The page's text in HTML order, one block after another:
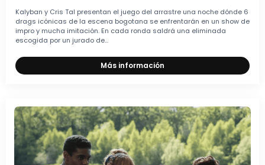
Kalyban y Cris Tal presentan el juego del arrastre una noche dónde 6
drags icónicas de la escena bogotana se enfrentarán en un show de
impro y mucha imitación. En cada ronda saldrá una eliminada
escogida por un jurado de...
Más información